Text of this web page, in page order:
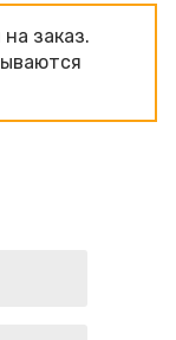
заказ.